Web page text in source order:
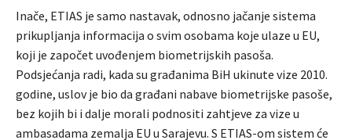
Inače, ETIAS je samo nastavak, odnosno jačanje sistema
prikupljanja informacija o svim osobama koje ulaze u EU,
koji je započet uvođenjem biometrijskih pasoša.
Podsjećanja radi, kada su građanima BiH ukinute vize 2010.
godine, uslov je bio da građani nabave biometrijske pasoše,
bez kojih bi i dalje morali podnositi zahtjeve za vize u
ambasadama zemalja EU u Sarajevu. S ETIAS-om sistem će